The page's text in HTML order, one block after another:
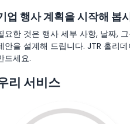
업 행사 계획을 시작해 봅
요한 것은 행사 세부 사항, 날짜,
안을 설계해 드립니다. JTR 홀리
드세요.
리 서비스